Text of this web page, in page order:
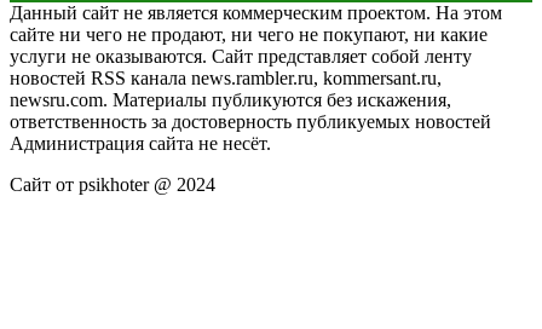
Данный сайт не является коммерческим проектом. На этом
сайте ни чего не продают, ни чего не покупают, ни какие
услуги не оказываются. Сайт представляет собой ленту
новостей RSS канала news.rambler.ru, kommersant.ru,
newsru.com. Материалы публикуются без искажения,
ответственность за достоверность публикуемых новостей
Администрация сайта не несёт.
Сайт от psikhoter @ 2024